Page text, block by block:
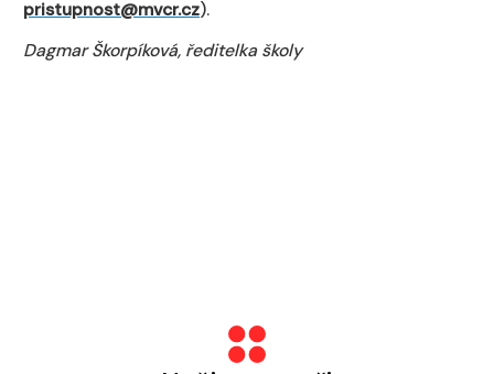
pristupnost@mvcr.cz).
Dagmar Škorpíková, ředitelka školy